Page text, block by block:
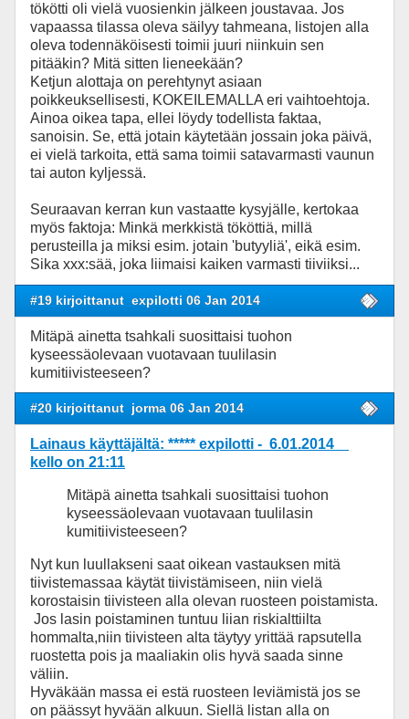
tökötti oli vielä vuosienkin jälkeen joustavaa. Jos
vapaassa tilassa oleva säilyy tahmeana, listojen alla
oleva todennäköisesti toimii juuri niinkuin sen
pitääkin? Mitä sitten lieneekään?
Ketjun alottaja on perehtynyt asiaan
poikkeuksellisesti, KOKEILEMALLA eri vaihtoehtoja.
Ainoa oikea tapa, ellei löydy todellista faktaa,
sanoisin. Se, että jotain käytetään jossain joka päivä,
ei vielä tarkoita, että sama toimii satavarmasti vaunun
tai auton kyljessä.
Seuraavan kerran kun vastaatte kysyjälle, kertokaa
myös faktoja: Minkä merkkistä tököttiä, millä
perusteilla ja miksi esim. jotain 'butyyliä', eikä esim.
Sika xxx:sää, joka liimaisi kaiken varmasti tiiviiksi...
#19 kirjoittanut expilotti 06 Jan 2014
Mitäpä ainetta tsahkali suosittaisi tuohon
kyseessäolevaan vuotavaan tuulilasin
kumitiivisteeseen?
#20 kirjoittanut jorma 06 Jan 2014
Lainaus käyttäjältä: ***** expilotti - 6.01.2014
kello on 21:11
Mitäpä ainetta tsahkali suosittaisi tuohon
kyseessäolevaan vuotavaan tuulilasin
kumitiivisteeseen?
Nyt kun luullakseni saat oikean vastauksen mitä
tiivistemassaa käytät tiivistämiseen, niin vielä
korostaisin tiivisteen alla olevan ruosteen poistamista.
Jos lasin poistaminen tuntuu liian riskialttiilta
hommalta,niin tiivisteen alta täytyy yrittää rapsutella
ruostetta pois ja maaliakin olis hyvä saada sinne
väliin.
Hyväkään massa ei estä ruosteen leviämistä jos se
on päässyt hyvään alkuun. Siellä listan alla on